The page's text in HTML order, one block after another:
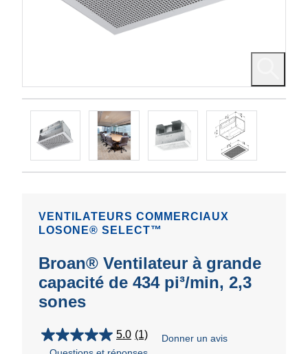
VENTILATEURS COMMERCIAUX
LOSONE® SELECT™
Broan® Ventilateur à grande
capacité de 434 pi³/min, 2,3
sones
5.0 (1)
5.0
Donner un avis